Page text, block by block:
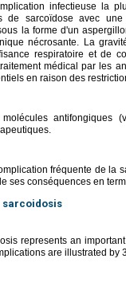
infectieuse la
de sarcoïdose avec
la forme d'un
nécrosante. La
respiratoire et de
médical par les
en raison des
antifongiques
fréquente de la
ses conséquences en
sarcoidosis
represents an
are illustrated by